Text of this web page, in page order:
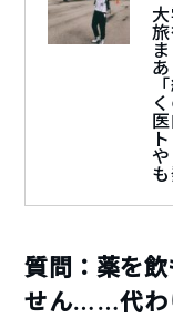
質問：薬を
せん……代わ